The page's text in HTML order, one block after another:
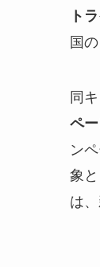
ト
国
同
ペー
ン
象
は